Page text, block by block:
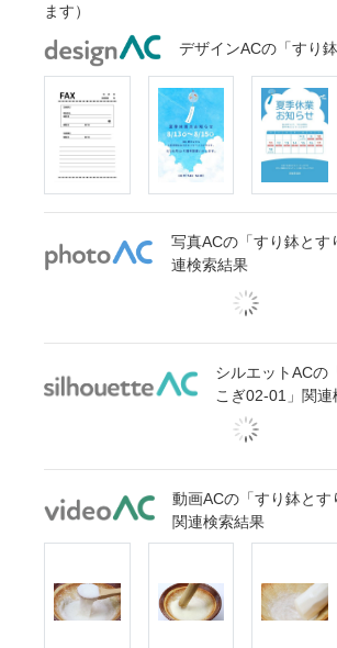
ます）
デザインACの「すり
写真ACの「すり鉢とす
連検索結果
シルエットACの
こぎ02-01」関連
動画ACの「すり鉢とす
関連検索結果